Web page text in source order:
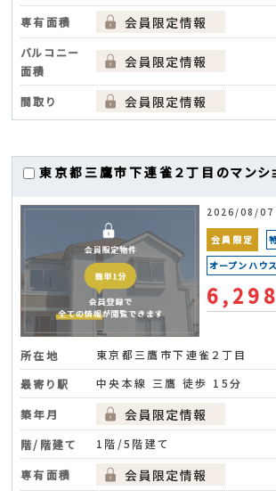
専有面積
バルコニー
面積
間取り
東京都三鷹市下連雀２丁目のマンシ
2026/08/07
会員限定
オープンハウス
所在地
東京都三鷹市下連雀２丁目
最寄り駅
中央本線 三鷹 徒歩 15分
築年月
階/階建て
1階/5階建て
専有面積